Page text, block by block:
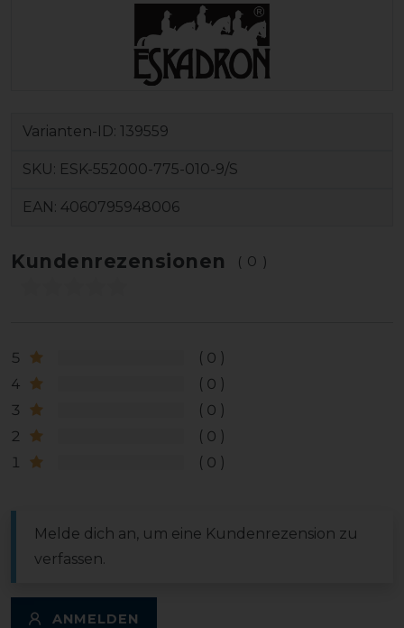
Varianten-ID: 139559
SKU: ESK-552000-775-010-9/S
EAN: 4060795948006
Kundenrezensionen (0)
5
0
4
0
3
0
2
0
1
0
Melde dich an, um eine Kundenrezension zu
verfassen.
ANMELDEN